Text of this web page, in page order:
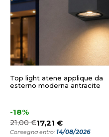
Top light atene applique da
esterno moderna antracite
-18%
21,00 €17,21 €
Consegna entro: 14/08/2026